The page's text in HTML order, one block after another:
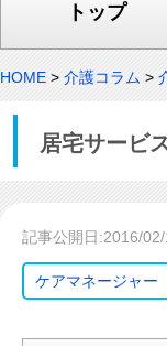
トップ
HOME > 介護コラム >
居宅サービ
記事公開日:2016/
ケアマネージャー